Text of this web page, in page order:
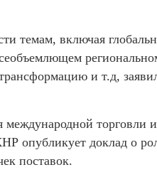
темам, включая
и т.д,
торговли
опубликует доклад о
поставок.